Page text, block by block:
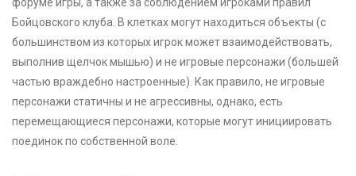
Бойцовского клуба. В клетках могут находиться объекты (с
большинством из которых игрок может взаимодействовать,
выполнив щелчок мышью) и не игровые персонажи (большей
частью враждебно настроенные). Как правило, не игровые
персонажи статичны и не агрессивны, однако, есть
перемещающиеся персонажи, которые могут инициировать
поединок по собственной воле.